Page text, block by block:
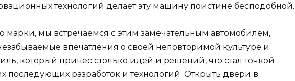
технологий делает эту машину поистине бесподобной.
марки, мы встречаемся с этим замечательным автомобилем,
впечатления о своей неповторимой культуре и
который принес столько идей и решений, что стал точкой
последующих разработок и технологий. Открыть двери в